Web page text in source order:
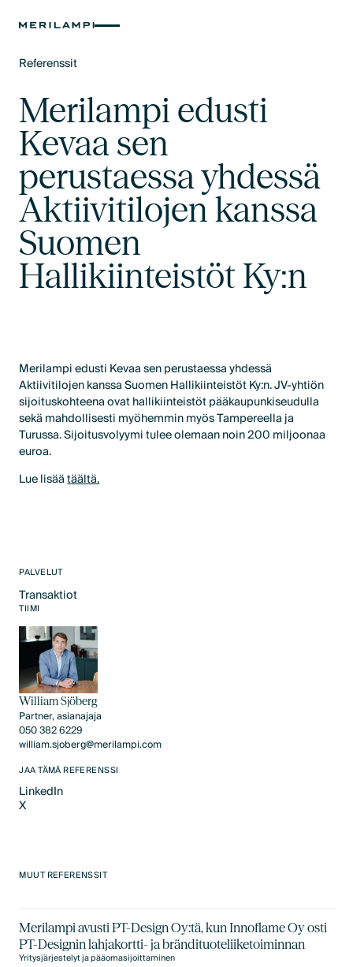
Referenssit
Merilampi edusti
Kevaa sen
perustaessa yhdessä
Aktiivitilojen kanssa
Suomen
Hallikiinteistöt Ky:n
PALVELUT
Transaktiot
Text Link
TIIMI
William Sjöberg
Partner, asianajaja
050 382 6229
william.sjoberg@merilampi.com
JAA TÄMÄ REFERENSSI
LinkedIn
LinkedIn
X
Merilampi edusti Kevaa sen perustaessa yhdessä
Aktiivitilojen kanssa Suomen Hallikiinteistöt Ky:n. JV-yhtiön
sijoituskohteena ovat hallikiinteistöt pääkaupunkiseudulla
sekä mahdollisesti myöhemmin myös Tampereella ja
Turussa. Sijoitusvolyymi tulee olemaan noin 200 miljoonaa
euroa.
Lue lisäätäältä.
MUUT REFERENSSIT
Merilampi avusti PT-Design Oy:tä, kun Innoflame Oy osti
PT-Designin lahjakortti- ja brändituoteliiketoiminnan
Yritysjärjestelyt ja pääomasijoittaminen